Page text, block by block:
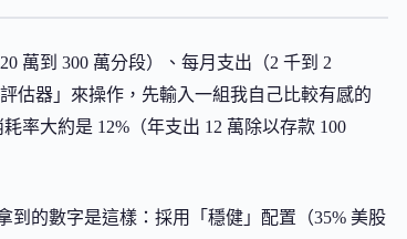
萬到 300 萬分段）、每月支出（2 千到 2
估器」來操作，先輸入一組我自己比較有感的
率大約是 12%（年支出 12 萬除以存款 100
的數字是這樣：採用「穩健」配置（35% 美股